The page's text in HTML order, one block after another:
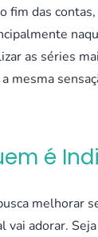
fim das
as séries
mesma
é
melhorar
vai adorar.